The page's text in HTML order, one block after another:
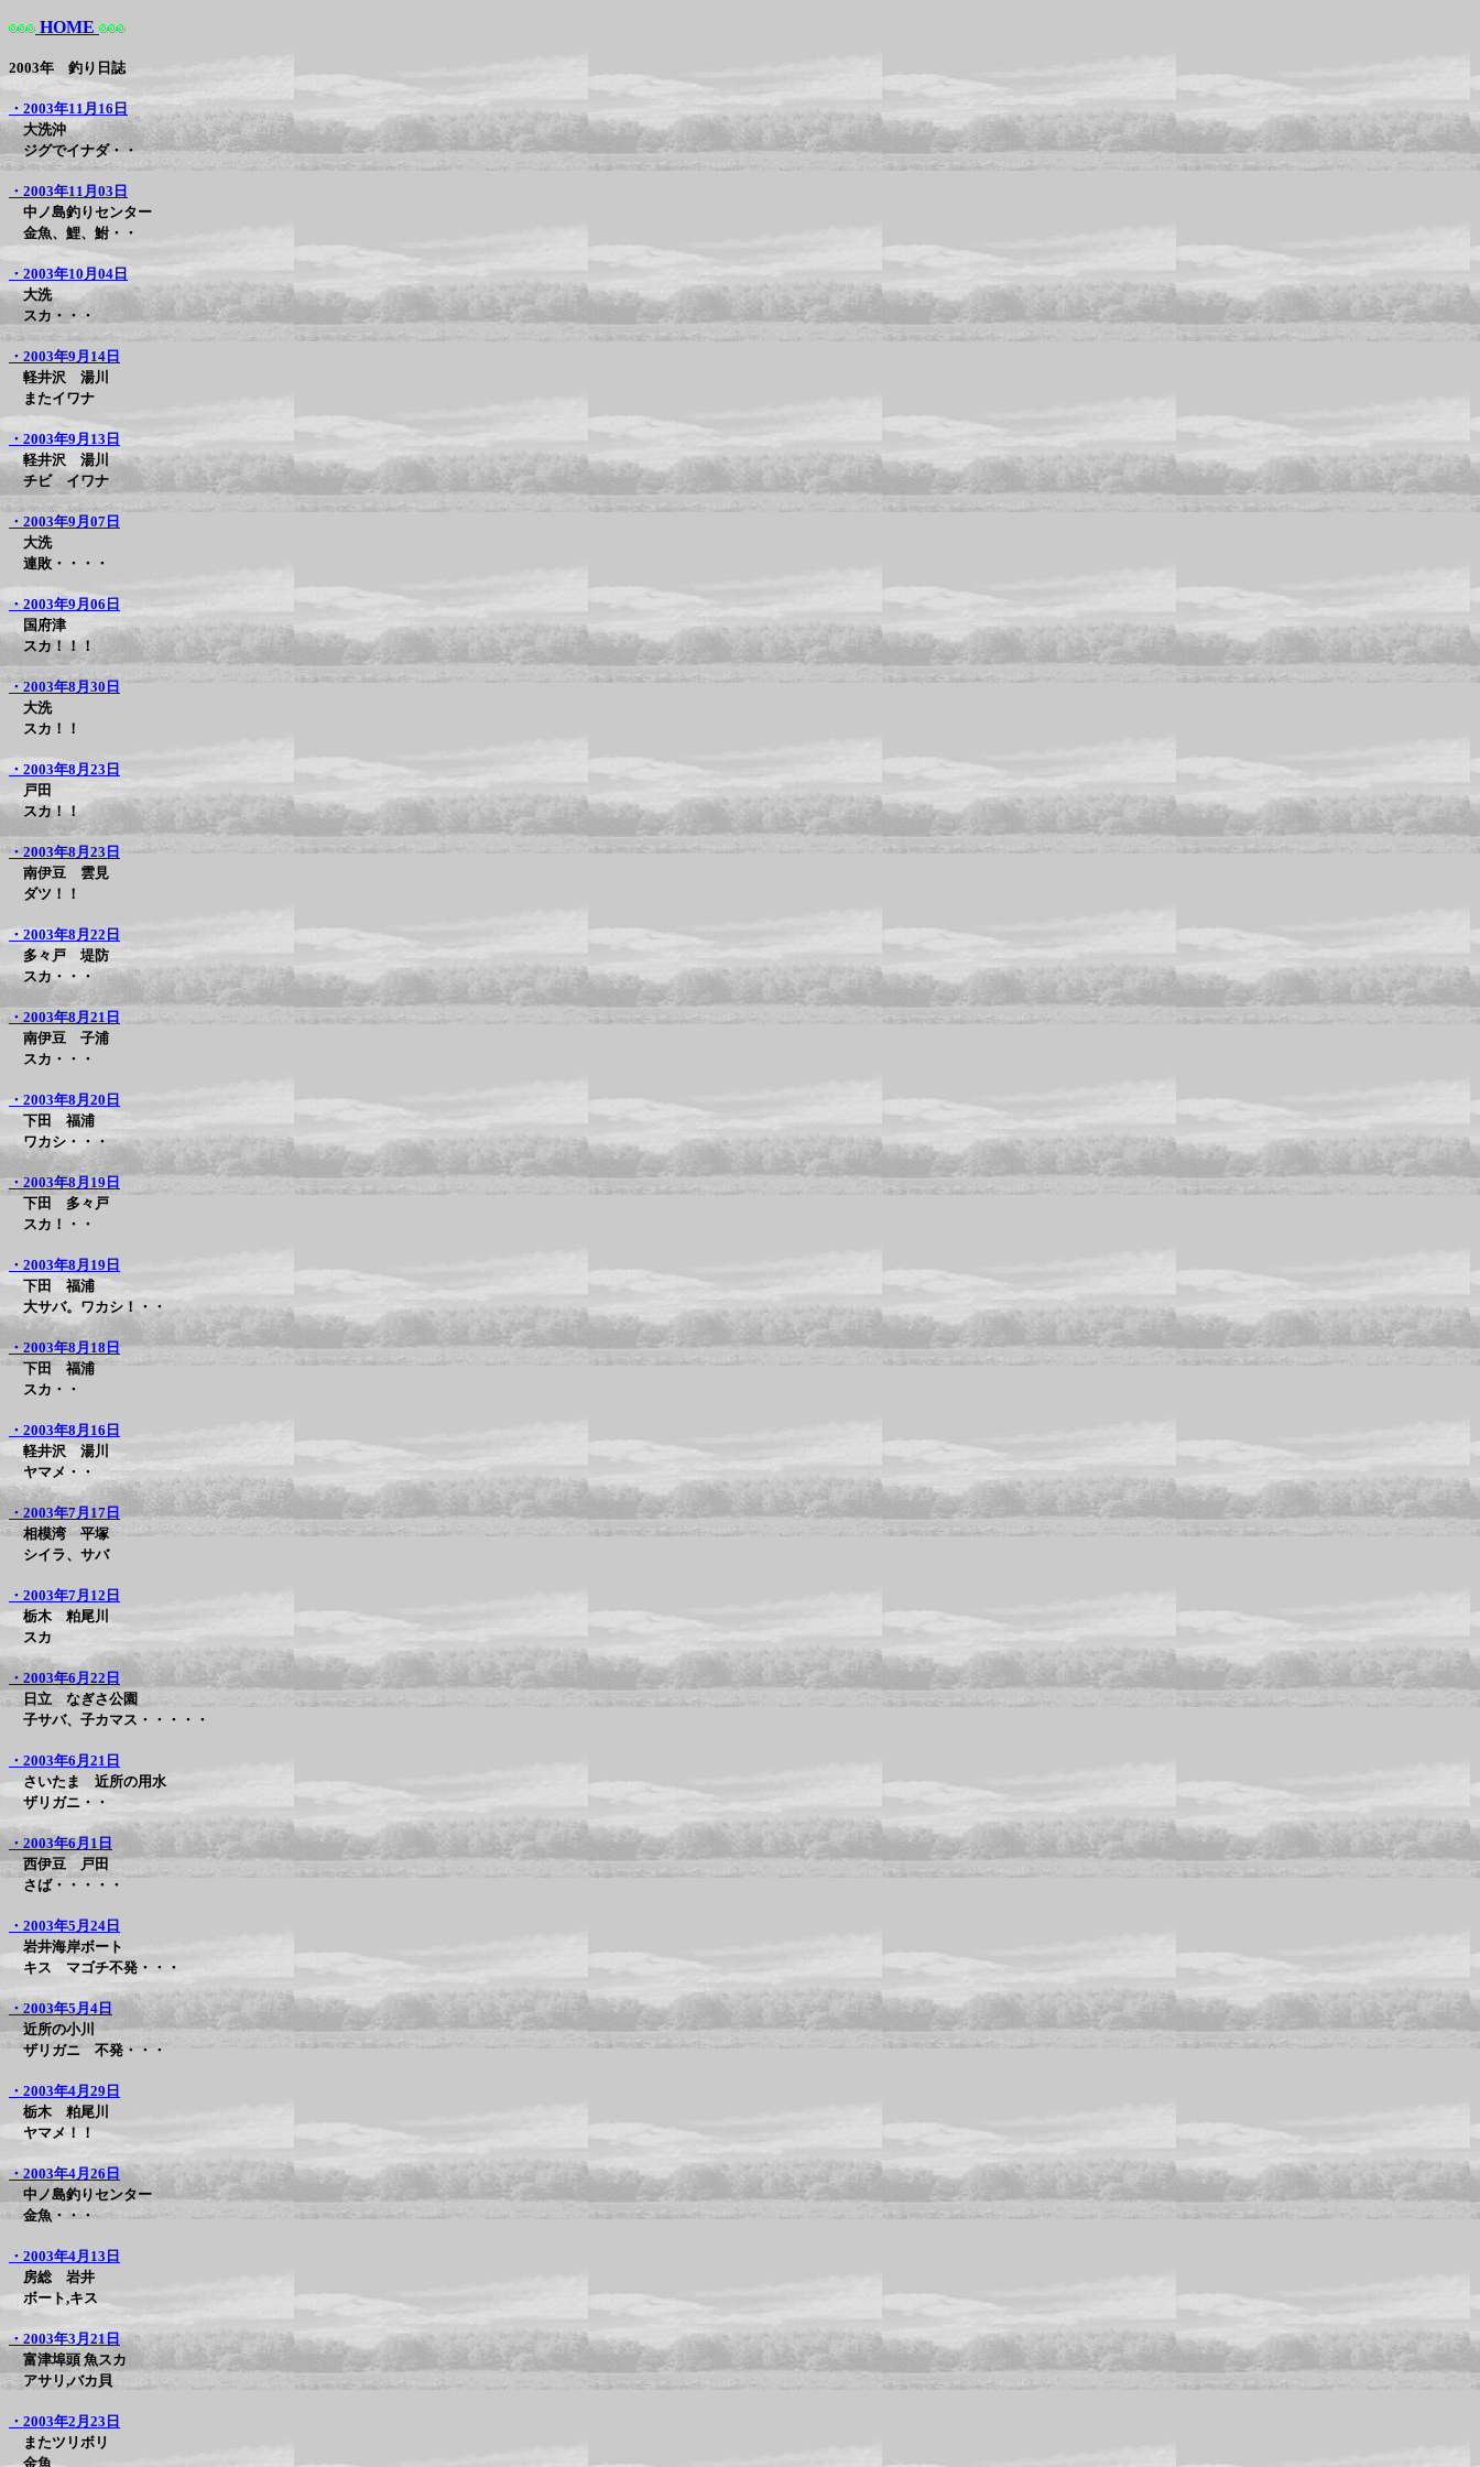
HOME
2003年 釣り日誌
・2003年11月16日
大洗沖
ジグでイナダ・・
・2003年11月03日
中ノ島釣りセンター
金魚、鯉、鮒・・
・2003年10月04日
大洗
スカ・・・
・2003年9月14日
軽井沢 湯川
またイワナ
・2003年9月13日
軽井沢 湯川
チビ イワナ
・2003年9月07日
大洗
連敗・・・・
・2003年9月06日
国府津
スカ！！！
・2003年8月30日
大洗
スカ！！
・2003年8月23日
戸田
スカ！！
・2003年8月23日
南伊豆 雲見
ダツ！！
・2003年8月22日
多々戸 堤防
スカ・・・
・2003年8月21日
南伊豆 子浦
スカ・・・
・2003年8月20日
下田 福浦
ワカシ・・・
・2003年8月19日
下田 多々戸
スカ！・・
・2003年8月19日
下田 福浦
大サバ。ワカシ！・・
・2003年8月18日
下田 福浦
スカ・・
・2003年8月16日
軽井沢 湯川
ヤマメ・・
・2003年7月17日
相模湾 平塚
シイラ、サバ
・2003年7月12日
栃木 粕尾川
スカ
・2003年6月22日
日立 なぎさ公園
子サバ、子カマス・・・・・
・2003年6月21日
さいたま 近所の用水
ザリガニ・・
・2003年6月1日
西伊豆 戸田
さば・・・・・
・2003年5月24日
岩井海岸ボート
キス マゴチ不発・・・
・2003年5月4日
近所の小川
ザリガニ 不発・・・
・2003年4月29日
栃木 粕尾川
ヤマメ！！
・2003年4月26日
中ノ島釣りセンター
金魚・・・
・2003年4月13日
房総 岩井
ボート,キス
・2003年3月21日
富津埠頭 魚スカ
アサリ,バカ貝
・2003年2月23日
またツリボリ
金魚